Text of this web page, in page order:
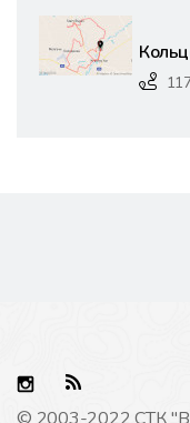
© 2003-2022 СТК